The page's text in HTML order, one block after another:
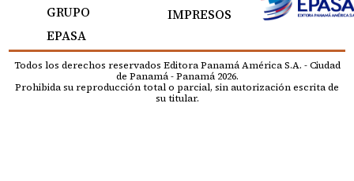
GRUPO
EPASA
IMPRESOS
Todos los derechos reservados Editora Panamá América S.A. - Ciudad
de Panamá - Panamá 2026.
Prohibida su reproducción total o parcial, sin autorización escrita de
su titular.